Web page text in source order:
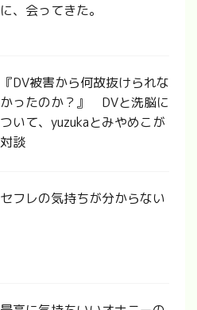
に、会ってきた。
『DV被害から何故抜けられな
かったのか？』 DVと洗脳に
ついて、yuzukaとみやめこが
対談
セフレの気持ちが分からない